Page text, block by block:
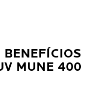
MUNE 400